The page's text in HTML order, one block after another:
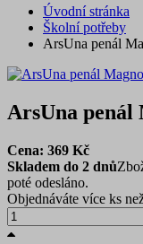
Úvodní stránka
Školní potřeby
ArsUna penál
ArsUna penál
Cena: 369 Kč
Skladem do 2 dnů
poté odesláno.
Objednáváte více ks